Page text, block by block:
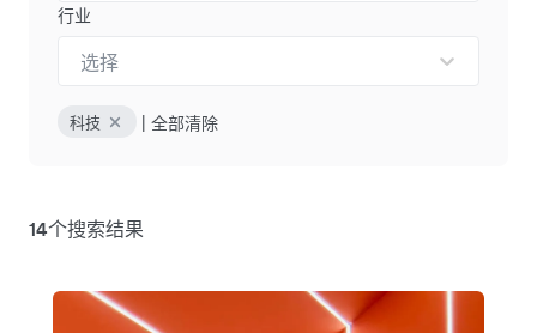
行业
选择
科技 | 全部清除
14个搜索结果